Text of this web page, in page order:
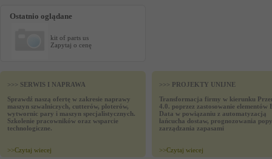
Ostatnio oglądane
kit of parts us
Zapytaj o cenę
>>> SERWIS I NAPRAWA
Sprawdź naszą ofertę w zakresie naprawy
maszyn szwalniczych, cutterów, ploterów,
wytwornic pary i maszyn specjalistycznych.
Szkolenie pracowników oraz wsparcie
technologiczne.
>>Czytaj wiecej
>>> PROJEKTY UNIJNE
Transformacja firmy w kierunku
4.0. poprzez zastosowanie elementów
Data w powiązaniu z automatyzacją
łańcucha dostaw, prognozowania
zarządzania zapasami
>>Czytaj wiecej